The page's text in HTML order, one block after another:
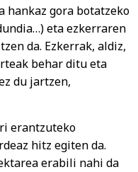
hankaz gora botatzeko
eta ezkerraren
da. Ezkerrak, aldiz,
behar ditu eta
du jartzen,
erantzuteko
hitz egiten da.
erabili nahi da